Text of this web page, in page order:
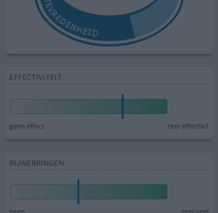
EFFECTIVITEIT
geen effect zeer effectief
BIJWERKINGEN